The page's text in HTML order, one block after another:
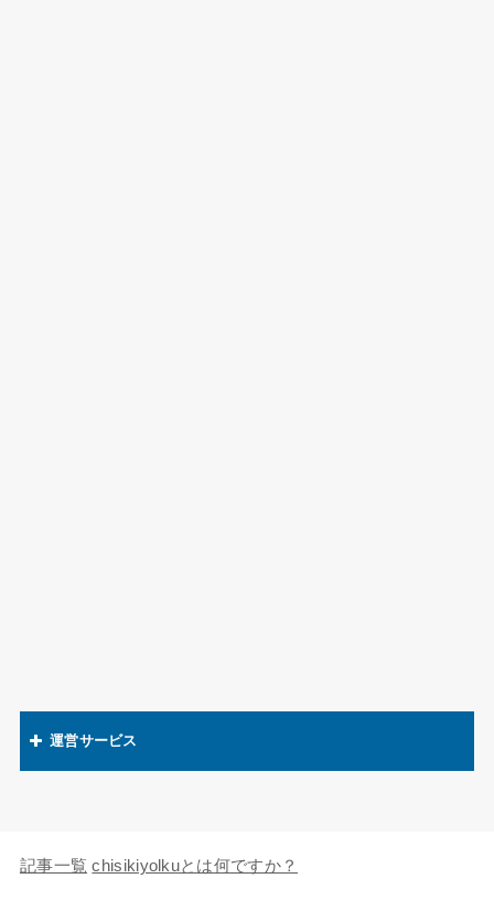
運営サービス
キャラの知識欲
記事一覧 chisikiyolkuとは何ですか？